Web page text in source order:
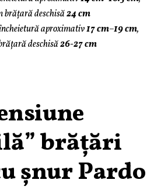
brățară deschisă24 cm
aproximativ17 cm–19 cm,
deschisă26-27 cm
brățări
șnur Pardo